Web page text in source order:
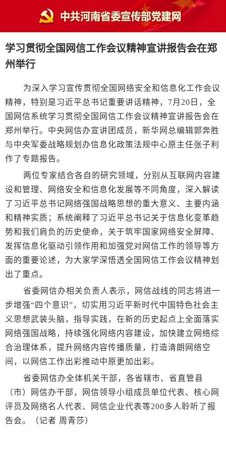
学习贯彻全国网信工作会议精神宣讲报告会在郑
州举行
为深入学习宣传贯彻全国网络安全和信息化工作会议
精神，特别是习近平总书记重要讲话精神，7月20日，全
国网信系统学习贯彻全国网信工作会议精神宣讲报告会在
郑州举行。中央网信办宣讲团成员，新华网总编辑郭奔胜
与中央军委战略规划办信息化政策法规中心原主任张子利
作了专题报告。
两位专家结合各自的研究领域，分别从互联网内容建
设和管理、网络安全和信息化发展等不同角度，深入解读
了习近平总书记网络强国战略思想的重大意义、主要内涵
和精神实质；系统阐释了习近平总书记关于信息化变革趋
势和我们肩负的历史使命，关于筑牢国家网络安全屏障、
发挥信息化驱动引领作用和加强党对网信工作的领导等方
面的重要论述，为大家学深悟透全国网信工作会议精神划
出了重点。
省委网信办相关负责人表示，网信战线的同志将进一
步增强“四个意识”，切实用习近平新时代中国特色社会主
义思想武装头脑，指导实践，在新的历史起点上全面落实
网络强国战略，持续强化网络内容建设，加快建立网络综
合治理体系，提升网络内容传播质量，打造清朗网络空
间，以网信工作出彩推动中原更加出彩。
省委网信办全体机关干部，各省辖市、省直管县
（市）网信办干部，网信领导小组成员单位代表、核心网
评员及网络名人代表、网信企业代表等200多人聆听了报
告会。（记者 周青莎）